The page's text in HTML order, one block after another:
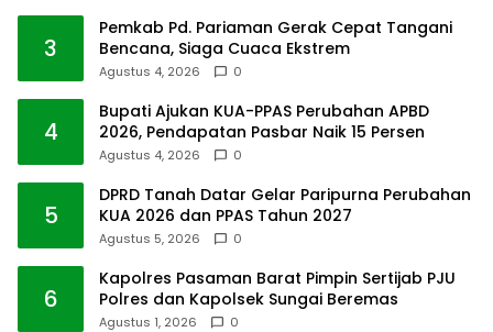
3
Pemkab Pd. Pariaman Gerak Cepat Tangani
Bencana, Siaga Cuaca Ekstrem
Agustus 4, 2026 0
4
Bupati Ajukan KUA-PPAS Perubahan APBD
2026, Pendapatan Pasbar Naik 15 Persen
Agustus 4, 2026 0
5
DPRD Tanah Datar Gelar Paripurna Perubahan
KUA 2026 dan PPAS Tahun 2027
Agustus 5, 2026 0
6
Kapolres Pasaman Barat Pimpin Sertijab PJU
Polres dan Kapolsek Sungai Beremas
Agustus 1, 2026 0